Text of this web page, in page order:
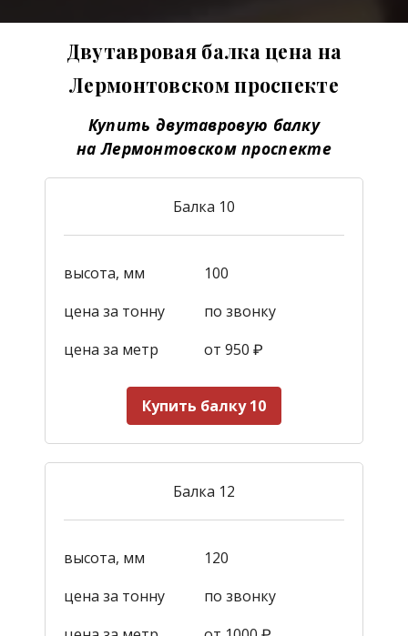
Двутавровая балка цена на
Лермонтовском проспекте
Купить двутавровую балку
на Лермонтовском проспекте
Балка 10
высота, мм
100
цена за тонну
по звонку
цена за метр
от 950 ₽
Купить балку 10
Балка 12
высота, мм
120
цена за тонну
по звонку